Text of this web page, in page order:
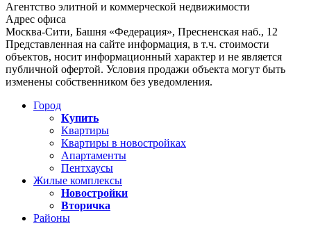
Агентство элитной и коммерческой недвижимости
Адрес офиса
Москва-Сити, Башня «Федерация», Пресненская наб., 12
Представленная на сайте информация, в т.ч. стоимости
объектов, носит информационный характер и не является
публичной офертой. Условия продажи объекта могут быть
изменены собственником без уведомления.
Город
Купить
Квартиры
Квартиры в новостройках
Апартаменты
Пентхаусы
Жилые комплексы
Новостройки
Вторичка
Районы